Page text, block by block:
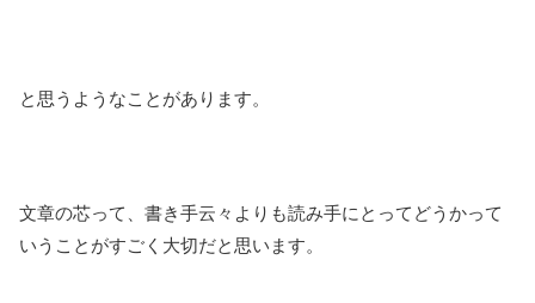
と思うようなことがあります。
文章の芯って、書き手云々よりも読み手にとってどうかって
いうことがすごく大切だと思います。